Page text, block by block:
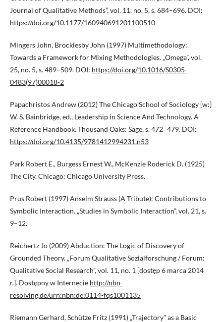
Journal of Qualitative Methods”, vol. 11, no. 5, s. 684–696. DOI:
https://doi.org/10.1177/160940691201100510
Mingers John, Brocklesby John (1997) Multimethodology:
Towards a Framework for Mixing Methodologies. „Omega”, vol.
25, no. 5, s. 489–509. DOI: https://doi.org/10.1016/S0305-
0483(97)00018-2
Papachristos Andrew (2012) The Chicago School of Sociology [w:]
W. S. Bainbridge, ed., Leadership in Science And Technology. A
Reference Handbook. Thousand Oaks: Sage, s. 472‒479. DOI:
https://doi.org/10.4135/9781412994231.n53
Park Robert E., Burgess Ernest W., McKenzie Roderick D. (1925)
The City. Chicago: Chicago University Press.
Prus Robert (1997) Anselm Strauss (A Tribute): Contributions to
Symbolic Interaction. „Studies in Symbolic Interaction”, vol. 21, s.
9–12.
Reichertz Jo (2009) Abduction: The Logic of Discovery of
Grounded Theory. „Forum Qualitative Sozialforschung / Forum:
Qualitative Social Research”, vol. 11, no. 1 [dostęp 6 marca 2014
r.]. Dostępny w Internecie http://nbn-
resolving.de/urn:nbn:de:0114-fqs1001135
Riemann Gerhard, Schütze Fritz (1991) „Trajectory” as a Basic